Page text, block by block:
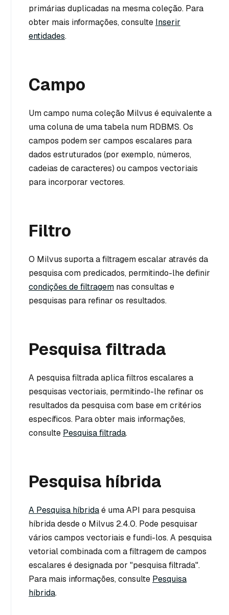
primárias duplicadas na mesma coleção. Para
obter mais informações, consulte Inserir
entidades.
Campo
Um campo numa coleção Milvus é equivalente a
uma coluna de uma tabela num RDBMS. Os
campos podem ser campos escalares para
dados estruturados (por exemplo, números,
cadeias de caracteres) ou campos vectoriais
para incorporar vectores.
Filtro
O Milvus suporta a filtragem escalar através da
pesquisa com predicados, permitindo-lhe definir
condições de filtragem nas consultas e
pesquisas para refinar os resultados.
Pesquisa filtrada
A pesquisa filtrada aplica filtros escalares a
pesquisas vectoriais, permitindo-lhe refinar os
resultados da pesquisa com base em critérios
específicos. Para obter mais informações,
consulte Pesquisa filtrada.
Pesquisa híbrida
A Pesquisa híbridaé uma API para pesquisa
híbrida desde o Milvus 2.4.0. Pode pesquisar
vários campos vectoriais e fundi-los. A pesquisa
vetorial combinada com a filtragem de campos
escalares é designada por "pesquisa filtrada".
Para mais informações, consulte Pesquisa
híbrida.